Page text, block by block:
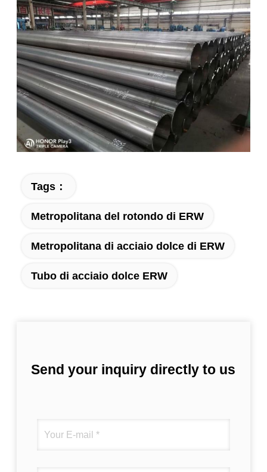
Tags：
Metropolitana del rotondo di ERW
Metropolitana di acciaio dolce di ERW
Tubo di acciaio dolce ERW
Send your inquiry directly to us